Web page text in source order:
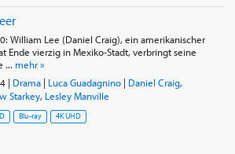
William Lee (Daniel Craig), ein amerikanischer
Ende vierzig in Mexiko-Stadt, verbringt seine
... mehr »
| Drama| Luca Guadagnino| Daniel Craig,
Starkey, Lesley Manville
Blu-ray 4K UHD